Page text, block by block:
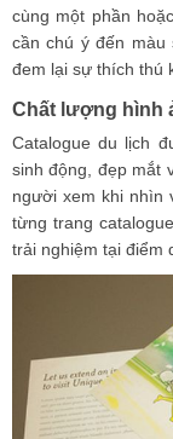
cùng một phần
cần chú ý đến màu
đem lại sự thích thú
Chất lượng hình
Catalogue du lịch
sinh động, đẹp mắt
người xem khi nhìn
từng trang
trải nghiệm tại điểm